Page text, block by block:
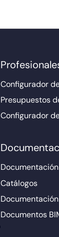
Configurador
Presupuestos
Configurador
Catálogos
Documentos